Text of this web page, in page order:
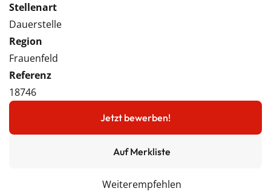
Stellenart
Dauerstelle
Region
Frauenfeld
Referenz
18746
Jetzt bewerben!
Auf Merkliste
Weiterempfehlen